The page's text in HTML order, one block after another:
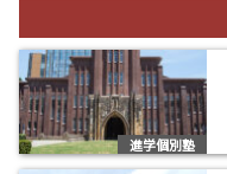
進学個別塾